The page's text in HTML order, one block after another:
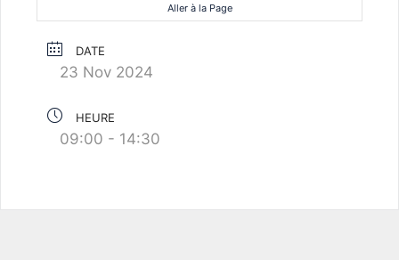
Aller à la Page
DATE
23 Nov 2024
HEURE
09:00 - 14:30